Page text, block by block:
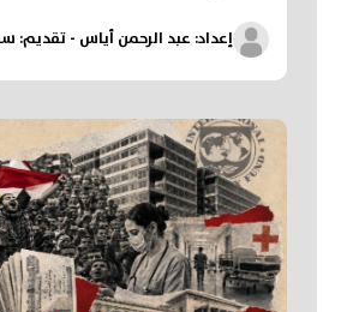
إعداد: عبد الرحمن أياس - تقديم: